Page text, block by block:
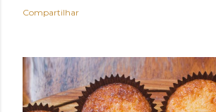
Compartilhar